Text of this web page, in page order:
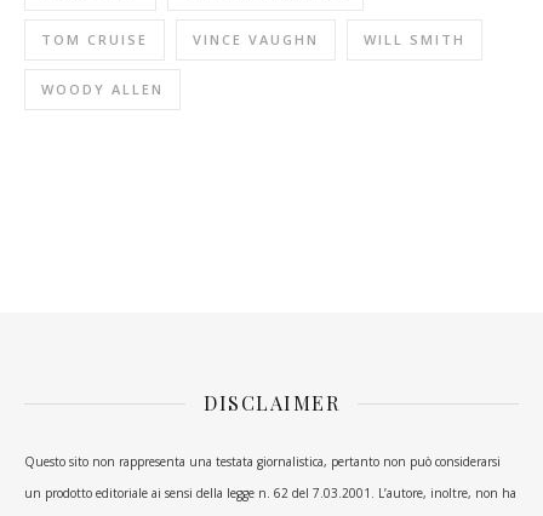
TOM CRUISE VINCE VAUGHN WILL SMITH
WOODY ALLEN
DISCLAIMER
Questo sito non rappresenta una testata giornalistica, pertanto non può considerarsi
un prodotto editoriale ai sensi della legge n. 62 del 7.03.2001. L’autore, inoltre, non ha